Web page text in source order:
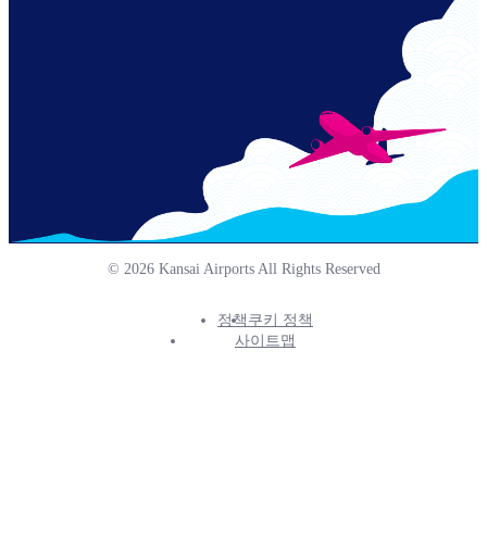
© 2026 Kansai Airports All Rights Reserved
Footer
정책 쿠키 정책
사이트맵